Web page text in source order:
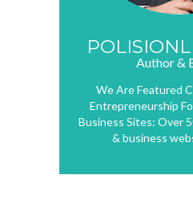
Author &
We Are Featured
Entrepreneurship
Business Sites: Over
& business